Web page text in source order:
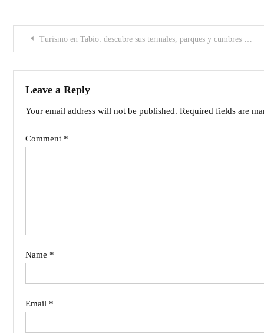
PostTurismo en Tabio: descubre sus termales, parques y cumbres en Cundinamarca
Leave a Reply
Your email address will not be published. Required fields are
Comment *
Name *
Email *